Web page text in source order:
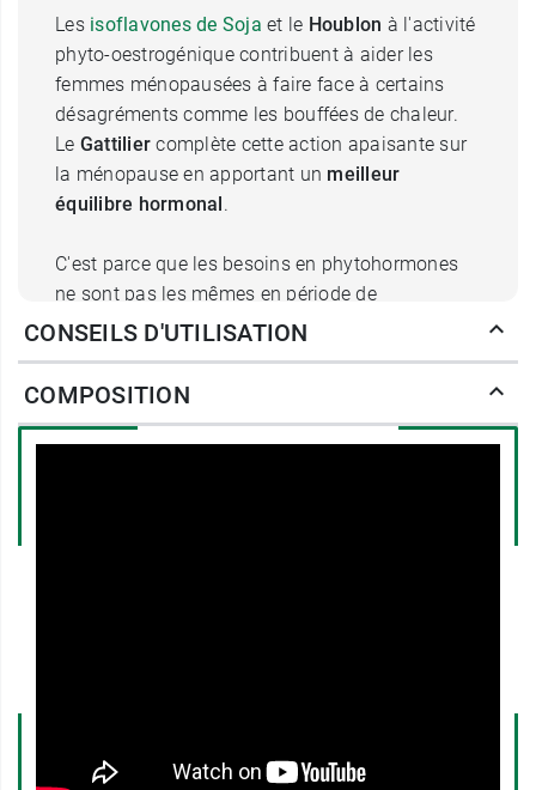
Les isoflavones de Soja et le Houblon à l'activité
phyto-oestrogénique contribuent à aider les
femmes ménopausées à faire face à certains
désagréments comme les bouffées de chaleur.
Le Gattilier complète cette action apaisante sur
la ménopause en apportant un meilleur
équilibre hormonal.
C'est parce que les besoins en phytohormones
ne sont pas les mêmes en période de
préménopause et en période de ménopause que
Serepause sont développés spécifiquement avec
femmes.
Caractéristiques: Sans colorant, convient aux
CONSEILS D'UTILISATION
COMPOSITION